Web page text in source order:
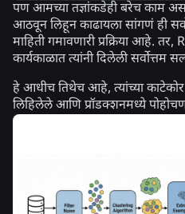
पण आमच्या तज्ञांकडेही बरेच काम
आठवून लिहून काढायला सांगणं ही
माहिती गमावणारी प्रक्रिया आहे.
कार्यकाळात त्यांनी दिलेली
हे आधीच तिथेच आहे, त्यांच्या
लिहिलेले आणि प्रॉडक्शनमध्ये